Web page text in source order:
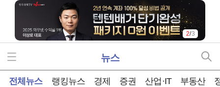
2/3
뉴스
전체뉴스 랭킹뉴스 경제 증권 산업·IT 부동산